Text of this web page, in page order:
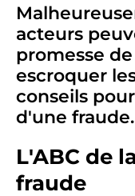
acteurs
promesse
escroquer
conseils
d'une fraude.
L'ABC de
fraude